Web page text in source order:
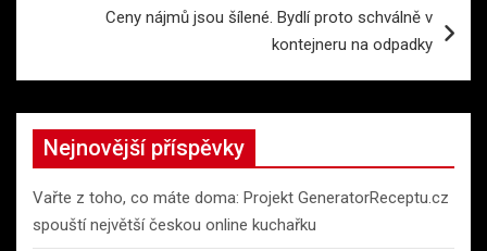
Ceny nájmů jsou šílené. Bydlí proto schválně v
kontejneru na odpadky
Nejnovější příspěvky
Vařte z toho, co máte doma: Projekt GeneratorReceptu.cz
spouští největší českou online kuchařku